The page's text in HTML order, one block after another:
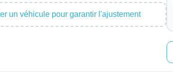
un véhicule pour garantir l'ajustement